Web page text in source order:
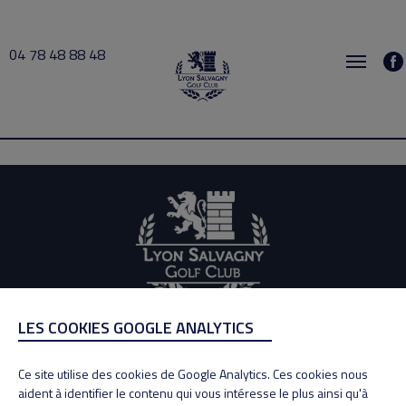
04 78 48 88 48
LOUPI 2021-01-30 09:00 → 2021-01-30 09:30
ADRESSE
69890 La Tour de Salvagny
Tél : 04 78 48 88 48
LES COOKIES GOOGLE ANALYTICS
Ce site utilise des cookies de Google Analytics. Ces cookies nous
aident à identifier le contenu qui vous intéresse le plus ainsi qu'à